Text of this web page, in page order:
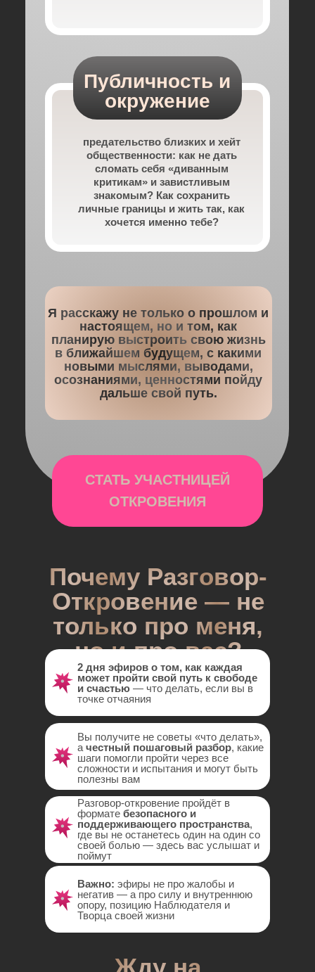
Публичность и
окружение
предательство близких и хейт
общественности: как не дать
сломать себя «диванным
критикам» и завистливым
знакомым? Как сохранить
личные границы и жить так, как
хочется именно тебе?
Я расскажу не только о прошлом и
настоящем, но и том, как
планирую выстроить свою жизнь
в ближайшем будущем, с какими
новыми мыслями, выводами,
осознаниями, ценностями пойду
дальше свой путь.
СТАТЬ УЧАСТНИЦЕЙ
ОТКРОВЕНИЯ
Почему Разговор-
Откровение — не
только про меня,
но и про вас?
Вы получите не советы «что делать»,
а честный пошаговый разбор, какие
шаги помогли пройти через все
сложности и испытания и могут быть
полезны вам
Разговор-откровение пройдёт в
формате безопасного и
поддерживающего пространства,
где вы не останетесь один на один со
своей болью — здесь вас услышат и
поймут
Важно: эфиры не про жалобы и
негатив — а про силу и внутреннюю
опору, позицию Наблюдателя и
Творца своей жизни
2 дня эфиров о том, как каждая
может пройти свой путь к свободе
и счастью — что делать, если вы в
точке отчаяния